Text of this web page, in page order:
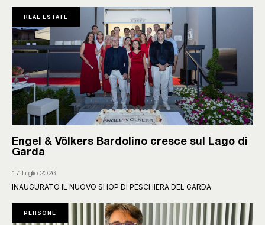
REAL ESTATE
Engel & Völkers Bardolino cresce sul Lago di
Garda
17 Luglio 2026
INAUGURATO IL NUOVO SHOP DI PESCHIERA DEL GARDA
PERSONE